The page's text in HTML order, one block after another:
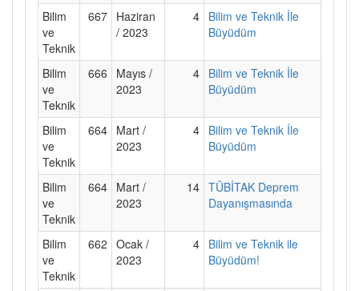
Bilim
ve
Teknik
667 Haziran
/ 2023
4 Bilim ve Teknik İle
Büyüdüm
Bilim
ve
Teknik
666
Mayıs /
2023
4 Bilim ve Teknik İle
Büyüdüm
Bilim
ve
Teknik
664 Mart /
2023
4 Bilim ve Teknik İle
Büyüdüm
Bilim
ve
Teknik
664 Mart /
2023
14 TÜBİTAK Deprem
Dayanışmasında
Bilim
ve
Teknik
662 Ocak /
2023
4 Bilim ve Teknik ile
Büyüdüm!